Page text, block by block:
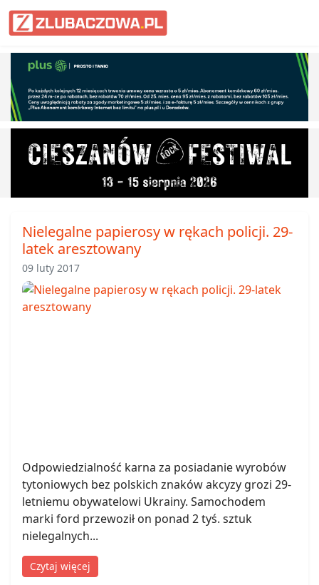
Informacje Lubaczów, powiat
Nielegalne papierosy w rękach policji. 29-
latek aresztowany
09 luty 2017
Odpowiedzialność karna za posiadanie wyrobów
tytoniowych bez polskich znaków akcyzy grozi 29-
letniemu obywatelowi Ukrainy. Samochodem
marki ford przewoził on ponad 2 tyś. sztuk
nielegalnych...
Czytaj więcej